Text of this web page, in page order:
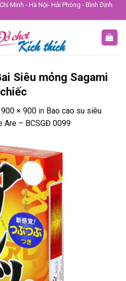
Minh - Hà Nội- Hải Phòng - Bình Định
Siêu mỏng Sagami
900 × 900 in Bao cao su siêu
Are – BCSGĐ 0099